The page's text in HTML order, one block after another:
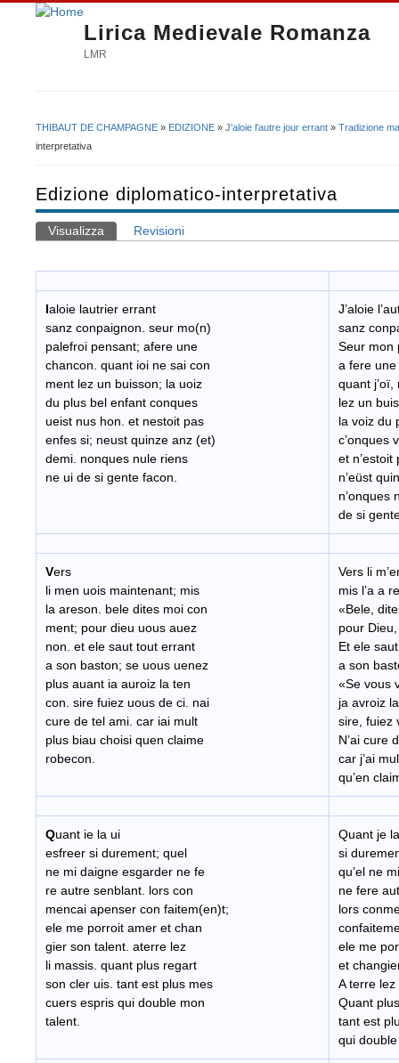
Lirica Medievale Romanza
LMR
Tu sei qui
THIBAUT DE CHAMPAGNE » EDIZIONE » J'aloie l'autre jour errant » Tradizione
interpretativa
Edizione diplomatico-interpretativa
Schede primarie
Visualizza (scheda attiva)
Revisioni
Ialoie lautrier errant
sanz conpaignon. seur mo(n)
palefroi pensant; afere une
chancon. quant ioi ne sai con
ment lez un buisson; la uoiz
du plus bel enfant conques
ueist nus hon. et nestoit pas
enfes si; neust quinze anz (et)
demi. nonques nule riens
ne ui de si gente facon.
J’aloie
sanz
Seur mon
a fere
quant
lez un
la voiz du
c’onques
et n’estoit
n’eüst
n’onques
de si
Vers
li men uois maintenant; mis
la areson. bele dites moi con
ment; pour dieu uous auez
non. et ele saut tout errant
a son baston; se uous uenez
plus auant ia auroiz la ten
con. sire fuiez uous de ci. nai
cure de tel ami. car iai mult
plus biau choisi quen claime
robecon.
Vers li
mis l’a a
«Bele,
pour
Et ele
a son
«Se vous
ja avroiz
sire, fuiez
N’ai cure
car j’ai
qu’en
Quant ie la ui
esfreer si durement; quel
ne mi daigne esgarder ne fe
re autre senblant. lors con
mencai apenser con faitem(en)t;
ele me porroit amer et chan
gier son talent. aterre lez
li massis. quant plus regart
son cler uis. tant est plus mes
cuers espris qui double mon
talent.
Quant je
si
qu’el ne
ne fere
lors
ele me
et
A terre lez
Quant
tant est
qui